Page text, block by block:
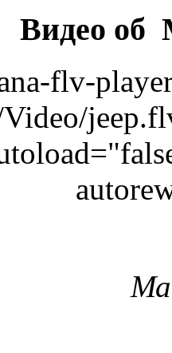
Видео об
flv-